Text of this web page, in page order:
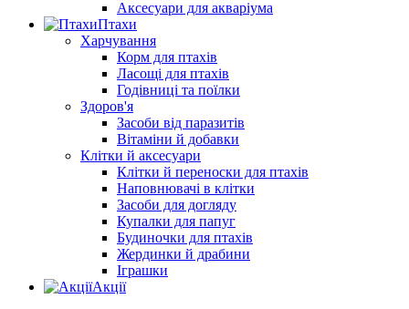
Аксесуари для акваріума
Птахи
Харчування
Корм для птахів
Ласощі для птахів
Годівниці та поїлки
Здоров'я
Засоби від паразитів
Вітаміни й добавки
Клітки й аксесуари
Клітки й переноски для птахів
Наповнювачі в клітки
Засоби для догляду
Купалки для папуг
Будиночки для птахів
Жердинки й драбини
Іграшки
Акції